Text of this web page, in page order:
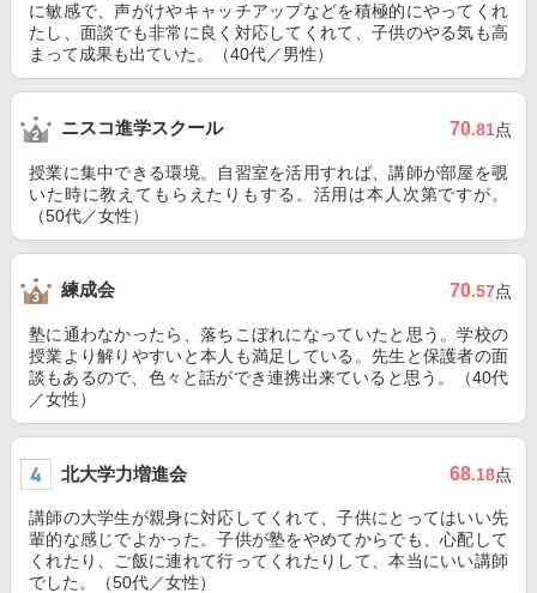
に敏感で、声がけやキャッチアップなどを積極的にやってくれ
たし、面談でも非常に良く対応してくれて、子供のやる気も高
まって成果も出ていた。（40代／男性）
ニスコ進学スクール 70.81点
授業に集中できる環境。自習室を活用すれば、講師が部屋を覗
いた時に教えてもらえたりもする。活用は本人次第ですが。
（50代／女性）
練成会 70.57点
塾に通わなかったら、落ちこぼれになっていたと思う。学校の
授業より解りやすいと本人も満足している。先生と保護者の面
談もあるので、色々と話ができ連携出来ていると思う。（40代
／女性）
北大学力増進会 68.18点
講師の大学生が親身に対応してくれて、子供にとってはいい先
輩的な感じでよかった。子供が塾をやめてからでも、心配して
くれたり、ご飯に連れて行ってくれたりして、本当にいい講師
でした。（50代／女性）